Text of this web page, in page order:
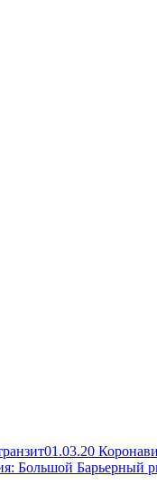
01.03.20
Большой Барьерный